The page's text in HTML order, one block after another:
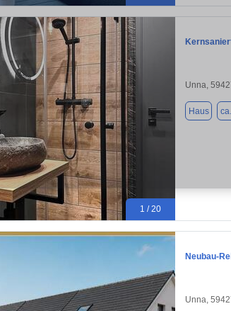
1 / 20
Unna,
Haus
Neubau-
Unna,